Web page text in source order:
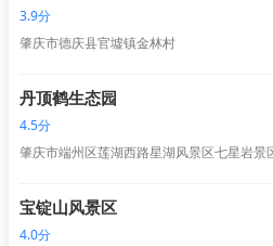
3.9分
肇庆市德庆县官墟镇金林村
丹顶鹤生态园
4.5分
肇庆市端州区莲湖西路星湖风景区七星岩景
宝锭山风景区
4.0分